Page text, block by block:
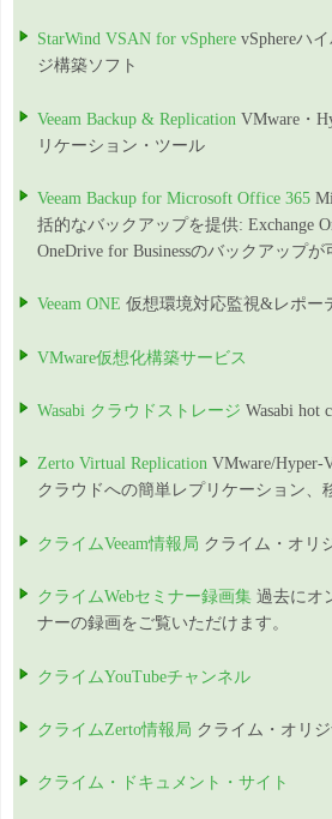
StarWind VSAN for vSphere vSphereハ
ジ構築ソフト
Veeam Backup & Replication VMware・
リケーション・ツール
Veeam Backup for Microsoft Office 365
括的なバックアップを提供: Exchange
OneDrive for Businessのバックアップが
Veeam ONE 仮想環境対応監視&レポー
VMware仮想化構築サービス
Wasabi クラウドストレージ Wasabi hot
Zerto Virtual Replication VMware/Hyper-
クラウドへの簡単レプリケーション、
クライムVeeam情報局 クライム・オリ
クライムWebセミナー録画集 過去にオ
ナーの録画をご覧いただけます。
クライムYouTubeチャンネル
クライムZerto情報局 クライム・オリ
クライム・ドキュメント・サイト